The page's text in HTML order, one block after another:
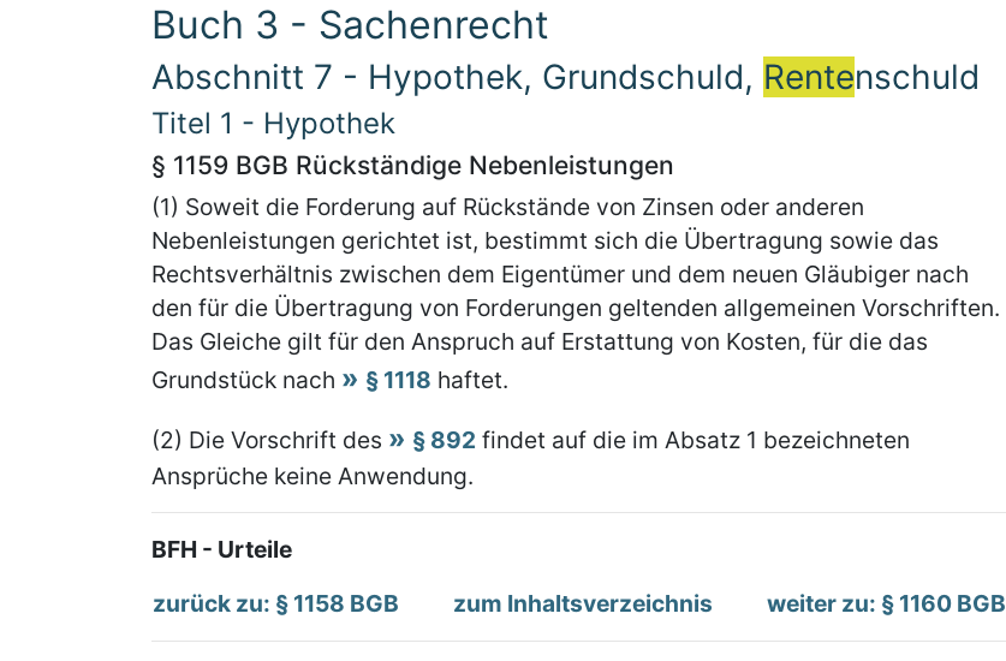
Buch 3 - Sachenrecht
Abschnitt 7 - Hypothek, Grundschuld, Rentenschuld
Titel 1 - Hypothek
§ 1159 BGB Rückständige Nebenleistungen
(1) Soweit die Forderung auf Rückstände von Zinsen oder anderen
Nebenleistungen gerichtet ist, bestimmt sich die Übertragung sowie das
Rechtsverhältnis zwischen dem Eigentümer und dem neuen Gläubiger nach
den für die Übertragung von Forderungen geltenden allgemeinen Vorschriften.
Das Gleiche gilt für den Anspruch auf Erstattung von Kosten, für die das
Grundstück nach
§ 1118 haftet.
(2) Die Vorschrift des § 892 findet auf die im Absatz 1 bezeichneten
Ansprüche keine Anwendung.
BFH - Urteile
zurück zu: § 1158 BGB
zum Inhaltsverzeichnis weiter zu: § 1160 BGB